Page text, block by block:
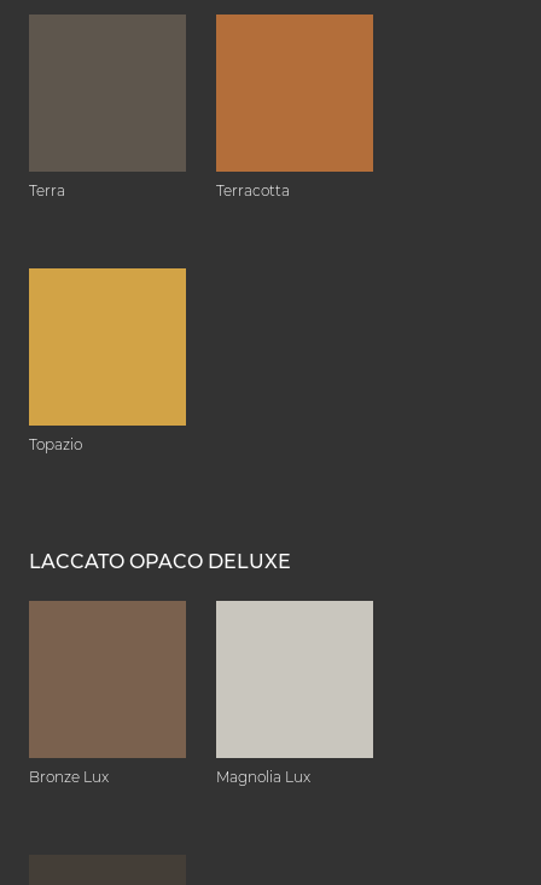
Terra Terracotta
Topazio
LACCATO OPACO DELUXE
Bronze Lux Magnolia Lux